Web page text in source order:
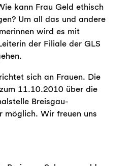
kann Frau Geld ethisch
Um all das und andere
wird es mit
der Filiale der GLS
sich an Frauen. Die
11.10.2010 über die
Breisgau-
möglich. Wir freuen uns